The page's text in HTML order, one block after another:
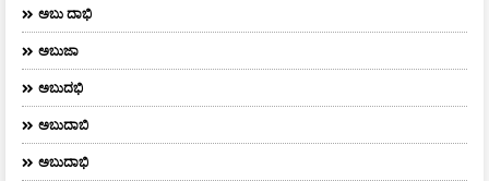
ಅಬು ದಾಭಿ
ಅಬುಜಾ
ಅಬುದಭಿ
ಅಬುದಾಬಿ
ಅಬುದಾಭಿ